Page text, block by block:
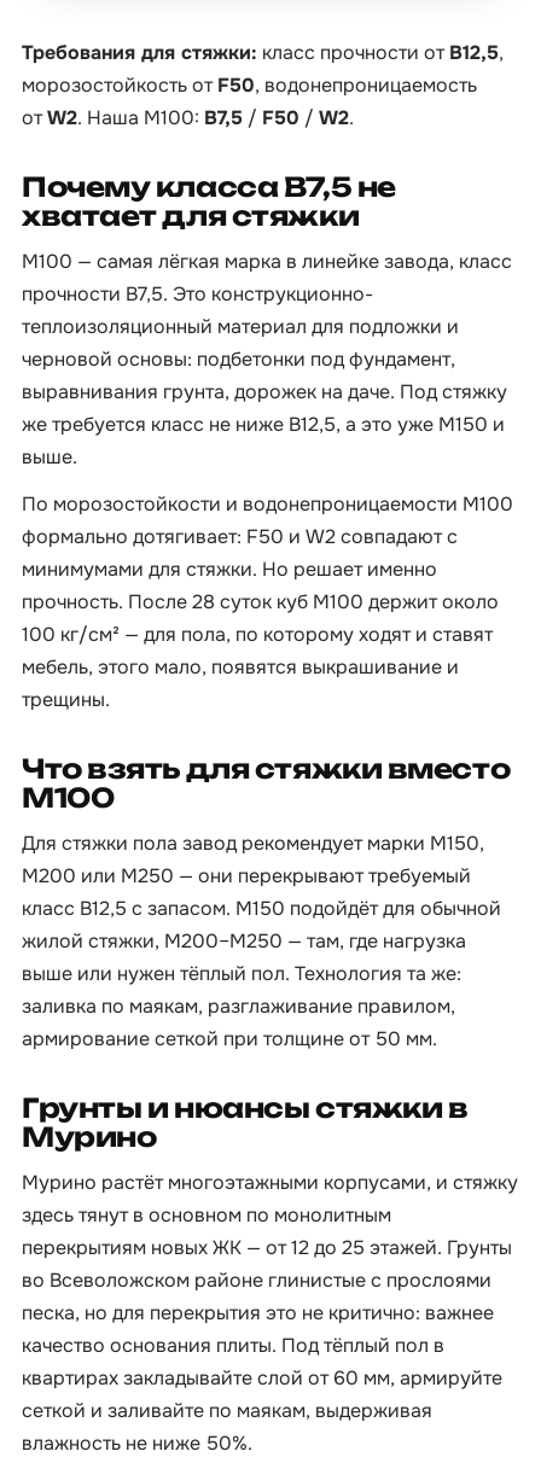
Требования для стяжки: класс прочности отB12,5,
морозостойкость отF50, водонепроницаемость
отW2. Наша М100: B7,5 / F50 / W2.
Почему класса B7,5 не
хватает для стяжки
М100 — самая лёгкая марка в линейке завода, класс
прочности B7,5. Это конструкционно-
теплоизоляционный материал для подложки и
черновой основы: подбетонки под фундамент,
выравнивания грунта, дорожек на даче. Под стяжку
же требуется класс не ниже B12,5, а это уже М150 и
выше.
По морозостойкости и водонепроницаемости М100
формально дотягивает: F50 и W2 совпадают с
минимумами для стяжки. Но решает именно
прочность. После 28 суток куб М100 держит около
100 кг/см² — для пола, по которому ходят и ставят
мебель, этого мало, появятся выкрашивание и
трещины.
Что взять для стяжки вместо
М100
Для стяжки пола завод рекомендует марки М150,
М200 или М250 — они перекрывают требуемый
класс B12,5 с запасом. М150 подойдёт для обычной
жилой стяжки, М200–М250 — там, где нагрузка
выше или нужен тёплый пол. Технология та же:
заливка по маякам, разглаживание правилом,
армирование сеткой при толщине от 50 мм.
Грунты и нюансы стяжки в
Мурино
Мурино растёт многоэтажными корпусами, и стяжку
здесь тянут в основном по монолитным
перекрытиям новых ЖК — от 12 до 25 этажей. Грунты
во Всеволожском районе глинистые с прослоями
песка, но для перекрытия это не критично: важнее
качество основания плиты. Под тёплый пол в
квартирах закладывайте слой от 60 мм, армируйте
сеткой и заливайте по маякам, выдерживая
влажность не ниже 50%.